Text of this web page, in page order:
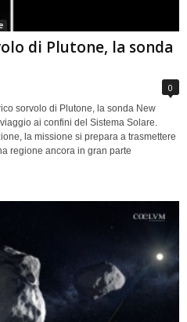
di Plutone, la sonda
0
sorvolo di Plutone, la sonda New
ai confini del Sistema Solare.
la missione si prepara a trasmettere
regione ancora in gran parte